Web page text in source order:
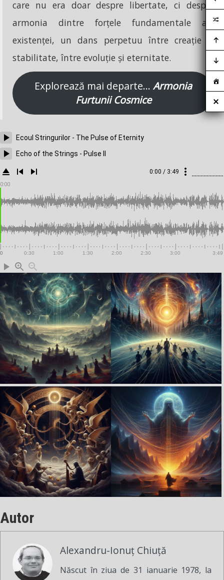
care nu era doar despre libertate, ci despre
armonia dintre forțele fundamentale ale
existenței, un dans perpetuu între creație și
stabilitate, între evoluție și eternitate.
Explorează mai departe… Armonia
Furtunii Cosmice
Ecoul Stringurilor - The Pulse of Eternity
Echo of the Strings - Pulse II
0:00 / 3:49
0:00
Autor
Alexandru-Ionuț Chiuță
Născut în ziua de 31 ianuarie 1978, la